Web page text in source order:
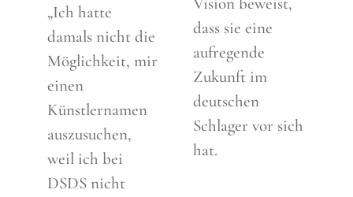
„Ich hatte
damals nicht die
Möglichkeit, mir
einen
Künstlernamen
auszusuchen,
weil ich bei
DSDS nicht
dass sie eine
aufregende
Zukunft im
deutschen
Schlager vor sich
hat.